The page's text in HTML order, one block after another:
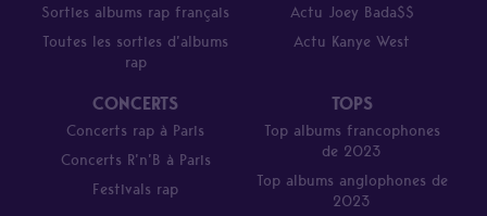
Sorties albums rap français
Toutes les sorties d’albums
rap
Actu Joey Bada$$
Actu Kanye West
CONCERTS
Concerts rap à Paris
Concerts R’n’B à Paris
Festivals rap
TOPS
Top albums francophones
de 2023
Top albums anglophones de
2023